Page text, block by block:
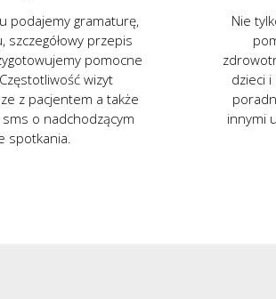
podajemy gramaturę,
szczegółowy przepis
pomocne
wizyt
z pacjentem a także
o nadchodzącym
spotkania.
Nie
dzieci i
innymi